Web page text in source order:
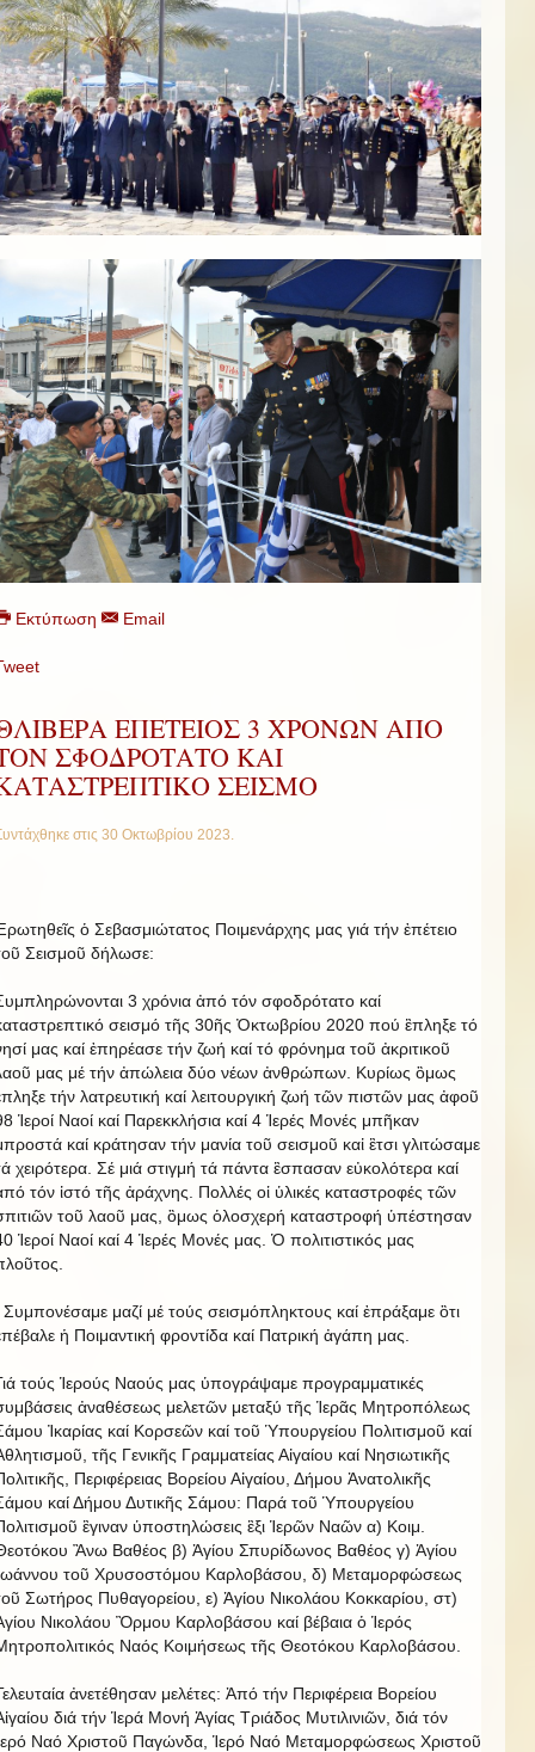
Εκτύπωση Email
ΕΠΕΤΕΙΟΣ 3 ΧΡΟΝΩΝ ΑΠΟ
ΣΦΟΔΡΟΤΑΤΟ ΚΑΙ
ΣΕΙΣΜΟ
στις 30 Οκτωβρίου 2023
ὁ Σεβασμιώτατος Ποιμενάρχης μας γιά τήν ἐπέτειο
Σεισμοῦ δήλωσε:
3 χρόνια ἀπό τόν σφοδρότατο καί
σεισμό τῆς 30ῆς Ὀκτωβρίου 2020 πού ἒπληξε τό
μας καί ἐπηρέασε τήν ζωή καί τό φρόνημα τοῦ ἀκριτικοῦ
μας μέ τήν ἀπώλεια δύο νέων ἀνθρώπων. Κυρίως ὃμως
τήν λατρευτική καί λειτουργική ζωή τῶν πιστῶν μας ἀφοῦ
Ἱεροί Ναοί καί Παρεκκλήσια καί 4 Ἱερές Μονές μπῆκαν
καί κράτησαν τήν μανία τοῦ σεισμοῦ καἰ ἒτσι γλιτώσαμε
χειρότερα. Σέ μιά στιγμή τά πάντα ἒσπασαν εὐκολότερα καί
τόν ἰστό τῆς ἀράχνης. Πολλές οἱ ὑλικές καταστροφές τῶν
τοῦ λαοῦ μας, ὃμως ὁλοσχερή καταστροφή ὑπέστησαν
Ἱεροί Ναοί καί 4 Ἱερές Μονές μας. Ὁ πολιτιστικός μας
μαζί μέ τούς σεισμόπληκτους καί ἐπράξαμε ὃτι
ἡ Ποιμαντική φροντίδα καί Πατρική ἀγάπη μας.
τούς Ἱερούς Ναούς μας ὑπογράψαμε προγραμματικές
ἀναθέσεως μελετῶν μεταξύ τῆς Ἱερᾶς Μητροπόλεως
Ἰκαρίας καί Κορσεῶν καί τοῦ Ὑπουργείου Πολιτισμοῦ καί
τῆς Γενικῆς Γραμματείας Αἰγαίου καί Νησιωτικῆς
Περιφέρειας Βορείου Αἰγαίου, Δήμου Ἀνατολικῆς
καί Δήμου Δυτικῆς Σάμου: Παρά τοῦ Ὑπουργείου
ἒγιναν ὑποστηλώσεις ἒξι Ἱερῶν Ναῶν α) Κοιμ.
Ἂνω Βαθέος β) Ἁγίου Σπυρίδωνος Βαθέος γ) Ἁγίου
τοῦ Χρυσοστόμου Καρλοβάσου, δ) Μεταμορφώσεως
Σωτήρος Πυθαγορείου, ε) Ἁγίου Νικολάου Κοκκαρίου, στ)
Νικολάου Ὂρμου Καρλοβάσου καί βέβαια ὁ Ἱερός
Ναός Κοιμήσεως τῆς Θεοτόκου Καρλοβάσου.
ἀνετέθησαν μελέτες: Ἀπό τήν Περιφέρεια Βορείου
διά τήν Ἱερά Μονή Ἁγίας Τριάδος Μυτιλινιῶν, διά τόν
Ναό Χριστοῦ Παγώνδα, Ἱερό Ναό Μεταμορφώσεως Χριστοῦ